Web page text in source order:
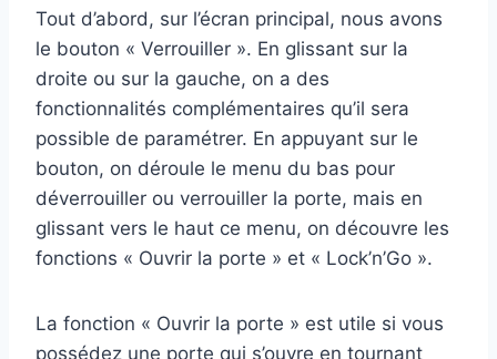
Tout d’abord, sur l’écran principal, nous avons
le bouton « Verrouiller ». En glissant sur la
droite ou sur la gauche, on a des
fonctionnalités complémentaires qu’il sera
possible de paramétrer. En appuyant sur le
bouton, on déroule le menu du bas pour
déverrouiller ou verrouiller la porte, mais en
glissant vers le haut ce menu, on découvre les
fonctions « Ouvrir la porte » et « Lock’n’Go ».
La fonction « Ouvrir la porte » est utile si vous
possédez une porte qui s’ouvre en tournant